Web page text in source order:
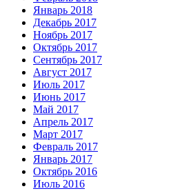
Январь 2018
Декабрь 2017
Ноябрь 2017
Октябрь 2017
Сентябрь 2017
Август 2017
Июль 2017
Июнь 2017
Май 2017
Апрель 2017
Март 2017
Февраль 2017
Январь 2017
Октябрь 2016
Июль 2016